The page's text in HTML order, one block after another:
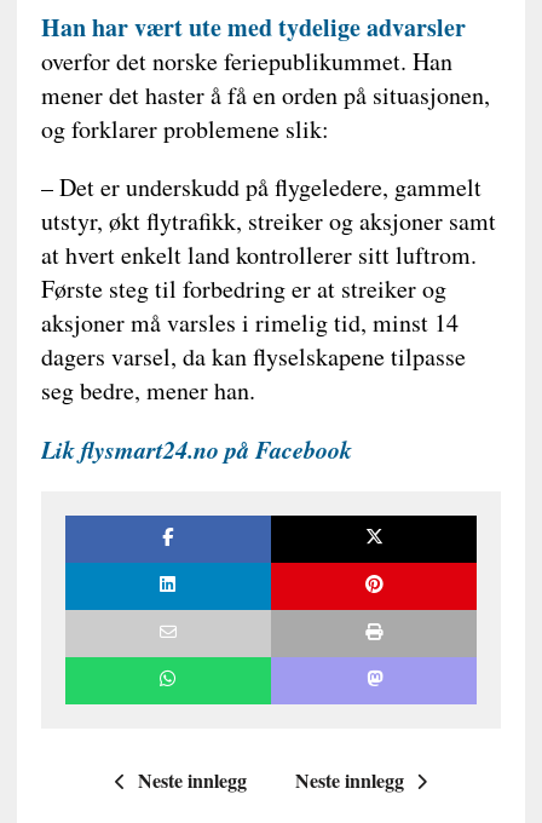
Han har vært ute med tydelige advarsler
overfor det norske feriepublikummet. Han
mener det haster å få en orden på situasjonen,
og forklarer problemene slik:
– Det er underskudd på flygeledere, gammelt
utstyr, økt flytrafikk, streiker og aksjoner samt
at hvert enkelt land kontrollerer sitt luftrom.
Første steg til forbedring er at streiker og
aksjoner må varsles i rimelig tid, minst 14
dagers varsel, da kan flyselskapene tilpasse
seg bedre, mener han.
Lik flysmart24.no på Facebook
Neste innlegg Neste innlegg